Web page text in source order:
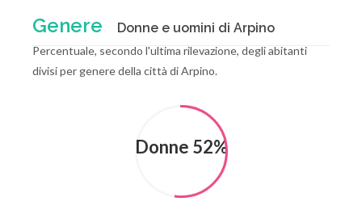
Genere Donne e uomini di Arpino
Percentuale, secondo l'ultima rilevazione, degli abitanti
divisi per genere della città di Arpino.
Donne 52%